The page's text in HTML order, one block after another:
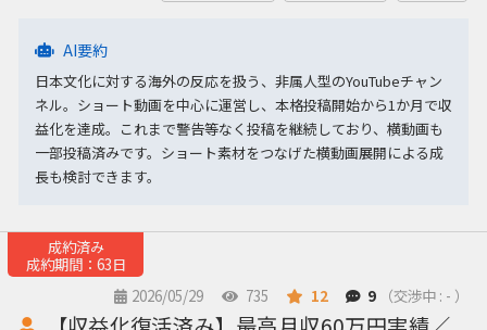
AI要約
日本文化に対する海外の反応を扱う、非属人型のYouTubeチャン
ネル。ショート動画を中心に運営し、本格投稿開始から1か月で収
益化を達成。これまで警告等なく投稿を継続しており、横動画も
一部投稿済みです。ショート素材をつなげた横動画展開による成
長も検討できます。
成約済み
成約期間：63日
2026/05/29
735 12 9 （交渉中 : - ）